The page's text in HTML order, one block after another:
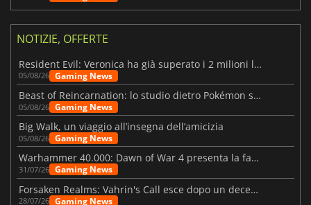
NOTIZIE, OFFERTE
Resident Evil: Veronica ha già superato i 2 milioni liste dei desideri
05/08/26 Gaming News
Beast of Reincarnation: lo studio dietro Pokémon su una nuova strada
05/08/26 Gaming News
Big Walk, un viaggio all’insegna dell’amicizia
05/08/26 Gaming News
Warhammer 40.000: Dawn of War 4 presenta la fazione dei Necron
31/07/26 Gaming News
Forsaken Realms: Vahrin's Call esce dopo un decennio di sviluppo
28/07/26 Gaming News